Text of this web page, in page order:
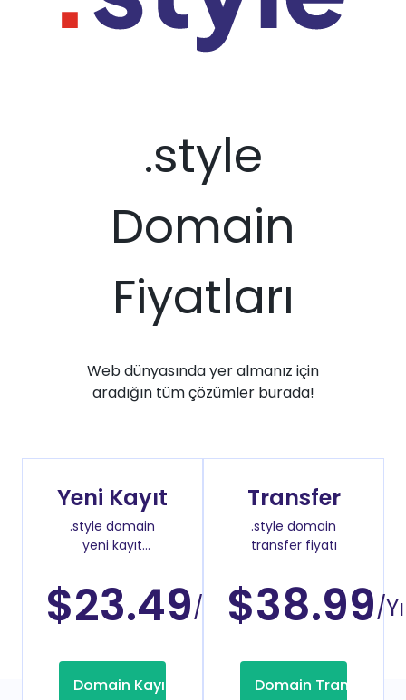
.style
Domain
Fiyatları
Web dünyasında yer almanız için
aradığın tüm çözümler burada!
Yeni Kayıt
.style domain
yeni kayıt
$23.49/Yıl
Domain Kayıt
Transfer
.style domain
transfer fiyatı
$38.99/
Domain Transfer